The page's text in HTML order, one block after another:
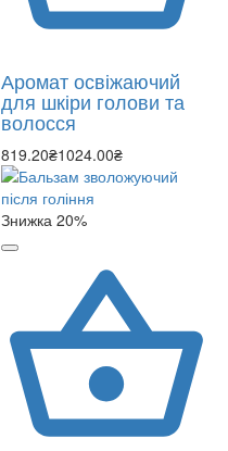
Аромат освіжаючий
для шкіри голови та
волосся
819.20₴1024.00₴
Знижка 20%